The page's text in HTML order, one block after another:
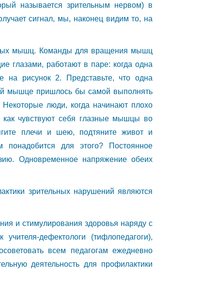
называется зрительным нервом) в
сигнал, мы, наконец видим то, на
мышц. Команды для вращения мышц
глазами, работают в паре: когда одна
на рисунок 2. Представьте, что одна
мышце пришлось бы самой выполнять
Некоторые люди, когда начинают плохо
как чувствуют себя глазные мышцы во
плечи и шею, подтяните живот и
понадобится для этого? Постоянное
Одновременное напряжение обеих
зрительных нарушений являются
и стимулирования здоровья наряду с
дефектологи (тифлопедагоги),
всем педагогам ежедневно
деятельность для профилактики